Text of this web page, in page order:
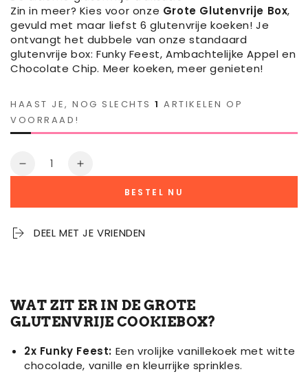
Zin in meer? Kies voor onze Grote Glutenvrije Box,
gevuld met maar liefst 6 glutenvrije koeken! Je
ontvangt het dubbele van onze standaard
glutenvrije box: Funky Feest, Ambachtelijke Appel en
Chocolate Chip. Meer koeken, meer genieten!
HAAST JE, NOG SLECHTS 1 ARTIKELEN OP
VOORRAAD!
Aantal
Aantal
Glutenvrije
zonder
gluten!
Verhoog
Grote
genieten
zonder
gluten!
BESTEL NU
DEEL MET JE VRIENDEN
WAT ZIT ER IN DE GROTE
GLUTENVRIJE COOKIEBOX?
2x Funky Feest: Een vrolijke vanillekoek met witte
chocolade, vanille en kleurrijke sprinkles.